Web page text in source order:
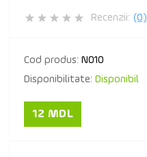
Recenzii: (0)
Cod produs: N010
Disponibilitate: Disponibil
12 MDL